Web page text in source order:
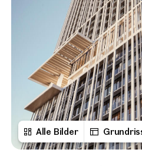
Alle Bilder
Immobilie konfigurieren
Direkte:r
Anrufen oder Rückruf